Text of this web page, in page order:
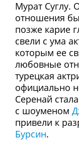
Мурат Суглу.
отношения
позже карие
свели с ума
которым ее
любовные
турецкая
официально
Серенай
с шоуменом
привели к
Бурсин.